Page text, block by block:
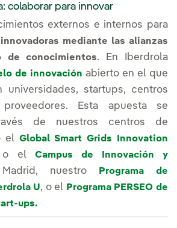
colaborar para innovar
externos e internos para
mediante las alianzas
conocimientos. En Iberdrola
de innovación abierto en el que
universidades, startups, centros
Esta apuesta se
de nuestros centros de
el Global Smart Grids Innovation
o el Campus de Innovación y
nuestro
Programa de
U, o el Programa PERSEO de
ups.